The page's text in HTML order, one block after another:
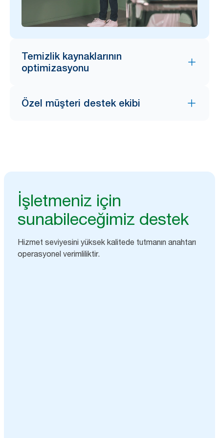
Temizlik kaynaklarının
optimizasyonu
Özel müşteri destek ekibi
İşletmeniz için
sunabileceğimiz destek
Hizmet seviyesini yüksek kalitede tutmanın anahtarı
operasyonel verimliliktir.